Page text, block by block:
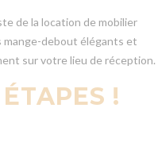
de la location de mobilier
mange-debout élégants et
sur votre lieu de réception.
!